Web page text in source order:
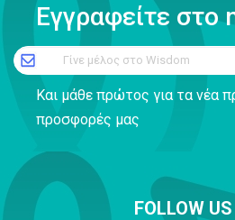
Εγγραφείτε στο
Γίνε μέλος στο Wisdom
Και μάθε πρώτος για τα νέα
προσφορές μας
FOLLOW US